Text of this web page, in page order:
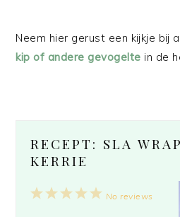
Neem hier gerust een kijkje bij
kip of andere gevogelte in de
RECEPT: SLA
KERRIE
5
4
3
2
1
No reviews